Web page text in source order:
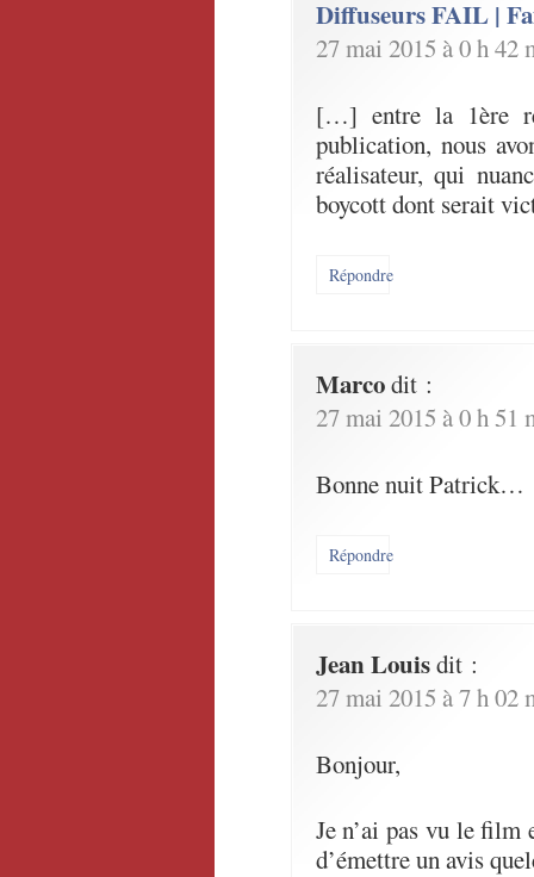
Diffuseurs FAIL |
27 mai 2015 à 0 h 42
[…] entre la 1ère
publication, nous
réalisateur, qui
boycott dont serait
Répondre
Marcodit :
27 mai 2015 à 0 h 51
Bonne nuit Patrick…
Répondre
Jean Louisdit :
27 mai 2015 à 7 h 02
Bonjour,
Je n’ai pas vu le film
d’émettre un avis